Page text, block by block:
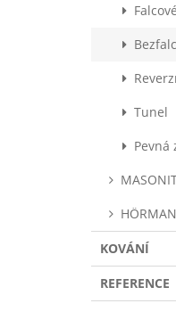
Tunel
Pevná
KOVÁNÍ
REFERENCE